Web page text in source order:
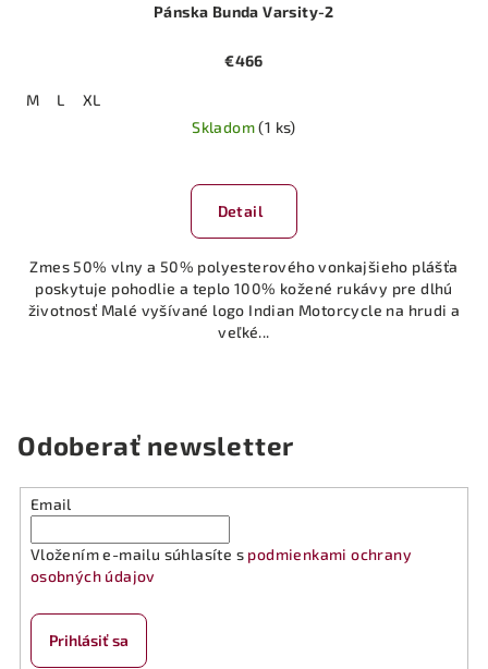
Pánska Bunda Varsity-2
€466
M L
XL
Skladom(1 ks)
Detail
Zmes 50% vlny a 50% polyesterového vonkajšieho plášťa
poskytuje pohodlie a teplo 100% kožené rukávy pre dlhú
životnosť Malé vyšívané logo Indian Motorcycle na hrudi a
veľké...
Odoberať newsletter
Email
Vložením e-mailu súhlasíte s podmienkami ochrany
osobných údajov
Prihlásiť sa